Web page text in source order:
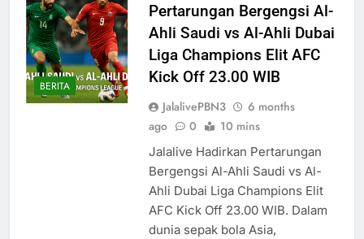
BERITA
Pertarungan Bergengsi Al-
Ahli Saudi vs Al-Ahli Dubai
Liga Champions Elit AFC
Kick Off 23.00 WIB
JalalivePBN3
6 months
ago
0 10 mins
Jalalive Hadirkan Pertarungan
Bergengsi Al-Ahli Saudi vs Al-
Ahli Dubai Liga Champions Elit
AFC Kick Off 23.00 WIB. Dalam
dunia sepak bola Asia,